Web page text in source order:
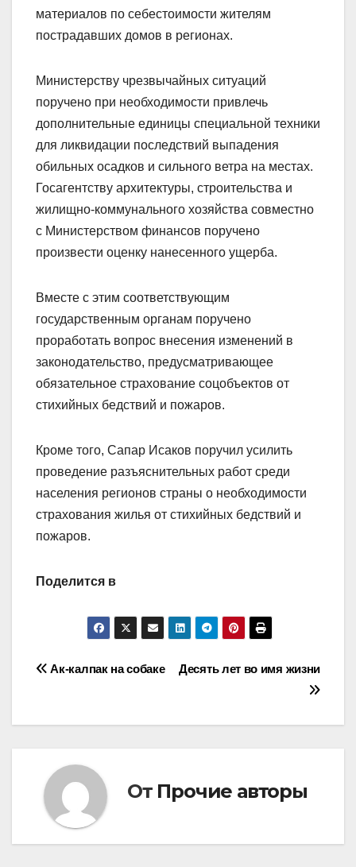
материалов по себестоимости жителям
пострадавших домов в регионах.
Министерству чрезвычайных ситуаций
поручено при необходимости привлечь
дополнительные единицы специальной техники
для ликвидации последствий выпадения
обильных осадков и сильного ветра на местах.
Госагентству архитектуры, строительства и
жилищно-коммунального хозяйства совместно
с Министерством финансов поручено
произвести оценку нанесенного ущерба.
Вместе с этим соответствующим
государственным органам поручено
проработать вопрос внесения изменений в
законодательство, предусматривающее
обязательное страхование соцобъектов от
стихийных бед­ствий и пожаров.
Кроме того, Сапар Исаков поручил усилить
проведение разъяснительных работ среди
населения регионов страны о необходимости
страхования жилья от стихийных бедствий и
пожаров.
Поделится в
Навигация
Десять лет во имя жизни
Ак-калпак на собаке
От Прочие авторы